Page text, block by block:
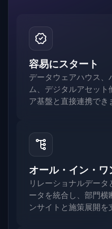
容易にスタート
データウェアハウス、
ム、デジタルアセット
ア基盤と直接連携でき
オール・イン・
リレーショナルデー
ータを統合し、部門横
ンサイトと施策展開を